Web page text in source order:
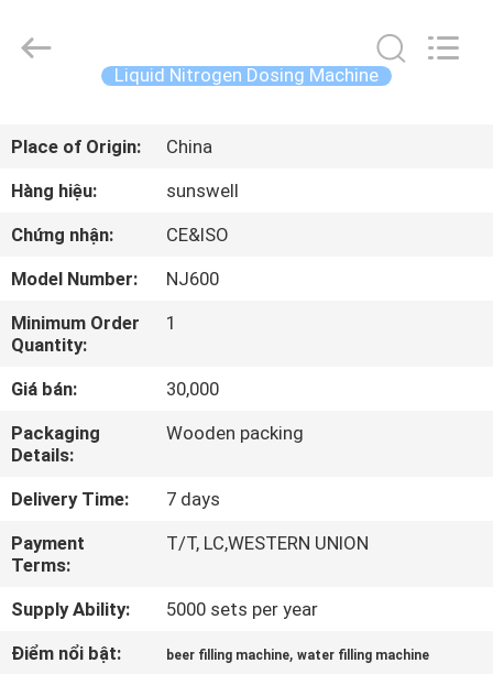
CHỦ
CÁC
SẢN
VỀ
TÔI
QUAN
NHÀ
Machinery
Liquid Nitrogen Dosing Machine
Place of Origin:
China
Hàng hiệu:
sunswell
Chứng nhận:
CE&ISO
Model Number:
NJ600
Minimum Order
Quantity:
1
Giá bán:
30,000
Packaging
Details:
Wooden packing
Delivery Time:
7 days
Payment
Terms:
T/T, LC,WESTERN UNION
Supply Ability:
5000 sets per year
Điểm nổi bật:
beer filling machine,water filling machine